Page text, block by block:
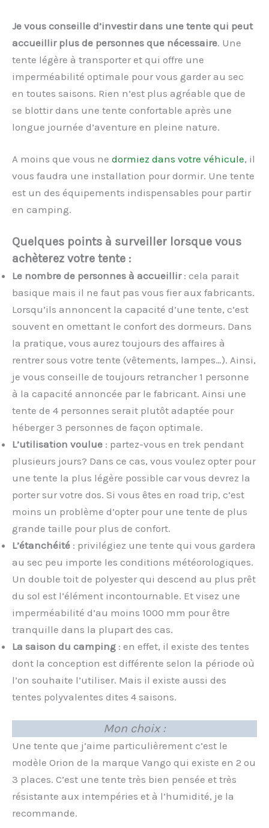
Je vous conseille d’investir dans une tente qui peut
accueillir plus de personnes que nécessaire. Une
tente légère à transporter et qui offre une
imperméabilité optimale pour vous garder au sec
en toutes saisons. Rien n’est plus agréable que de
se blottir dans une tente confortable après une
longue journée d’aventure en pleine nature.
A moins que vous ne dormiez dans votre véhicule, il
vous faudra une installation pour dormir. Une tente
est un des équipements indispensables pour partir
en camping.
Quelques points à surveiller lorsque vous
achèterez votre tente :
Le nombre de personnes à accueillir: cela parait
basique mais il ne faut pas vous fier aux fabricants.
Lorsqu’ils annoncent la capacité d’une tente, c’est
souvent en omettant le confort des dormeurs. Dans
la pratique, vous aurez toujours des affaires à
rentrer sous votre tente (vêtements, lampes…). Ainsi,
je vous conseille de toujours retrancher 1 personne
à la capacité annoncée par le fabricant. Ainsi une
tente de 4 personnes serait plutôt adaptée pour
héberger 3 personnes de façon optimale.
L’utilisation voulue : partez-vous en trek pendant
plusieurs jours? Dans ce cas, vous voulez opter pour
une tente la plus légère possible car vous devrez la
porter sur votre dos. Si vous êtes en road trip, c’est
moins un problème d’opter pour une tente de plus
grande taille pour plus de confort.
L’étanchéité : privilégiez une tente qui vous gardera
au sec peu importe les conditions météorologiques.
Un double toit de polyester qui descend au plus prêt
du sol est l’élément incontournable. Et visez une
imperméabilité d’au moins 1000 mm pour être
tranquille dans la plupart des cas.
La saison du camping : en effet, il existe des tentes
dont la conception est différente selon la période où
l’on souhaite l’utiliser. Mais il existe aussi des
tentes polyvalentes dites 4 saisons.
Mon choix :
Une tente que j’aime particulièrement c’est le
modèle Orion de la marque Vango qui existe en 2 ou
3 places. C’est une tente très bien pensée et très
résistante aux intempéries et à l’humidité, je la
recommande.